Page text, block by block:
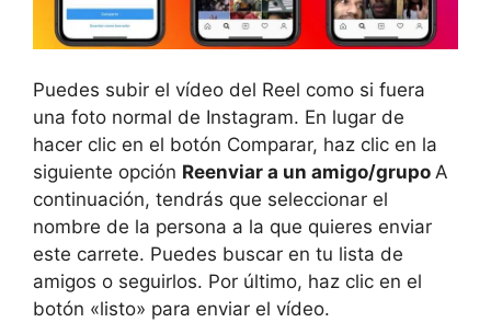
Puedes subir el vídeo del Reel como si fuera
una foto normal de Instagram. En lugar de
hacer clic en el botón Comparar, haz clic en la
siguiente opción Reenviar a un amigo/grupo A
continuación, tendrás que seleccionar el
nombre de la persona a la que quieres enviar
este carrete. Puedes buscar en tu lista de
amigos o seguirlos. Por último, haz clic en el
botón «listo» para enviar el vídeo.